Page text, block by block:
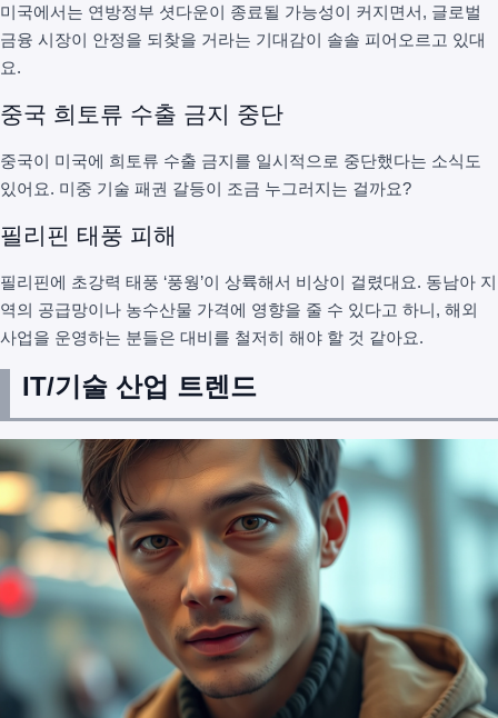
미국에서는 연방정부 셧다운이 종료될 가능성이 커지면서, 글로벌
금융 시장이 안정을 되찾을 거라는 기대감이 솔솔 피어오르고 있대
요.
중국 희토류 수출 금지 중단
중국이 미국에 희토류 수출 금지를 일시적으로 중단했다는 소식도
있어요. 미중 기술 패권 갈등이 조금 누그러지는 걸까요?
필리핀 태풍 피해
필리핀에 초강력 태풍 ‘풍웡’이 상륙해서 비상이 걸렸대요. 동남아 지
역의 공급망이나 농수산물 가격에 영향을 줄 수 있다고 하니, 해외
사업을 운영하는 분들은 대비를 철저히 해야 할 것 같아요.
IT/기술 산업 트렌드